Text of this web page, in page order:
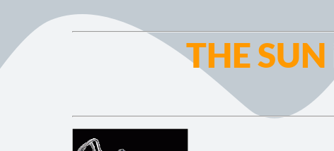
THE SUN